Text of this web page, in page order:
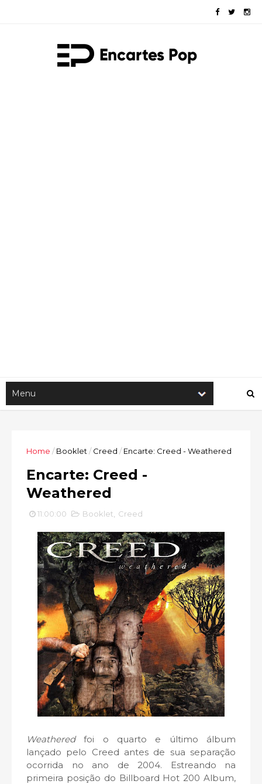
Home / Booklet / Creed / Encarte: Creed - Weathered
Encarte: Creed -
Weathered
11:00:00 Booklet Creed
Weatheredfoi o quarto e último álbum
lançado pelo Creed antes de sua separação
ocorrida no ano de 2004. Estreando na
primeira posição do Billboard Hot 200 Album,